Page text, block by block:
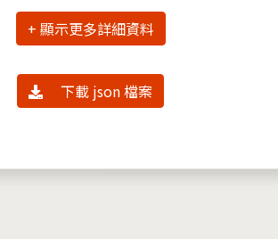
詳細資料
下載 json 檔案